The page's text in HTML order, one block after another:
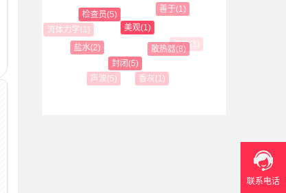
流体力学(1)
盐水(2)
检查员(5)
声波(5)
封闭(5)
美观(1)
香灰(1)
散热器(8)
善于(1)
胶片(1)
便是(2)
联系电话